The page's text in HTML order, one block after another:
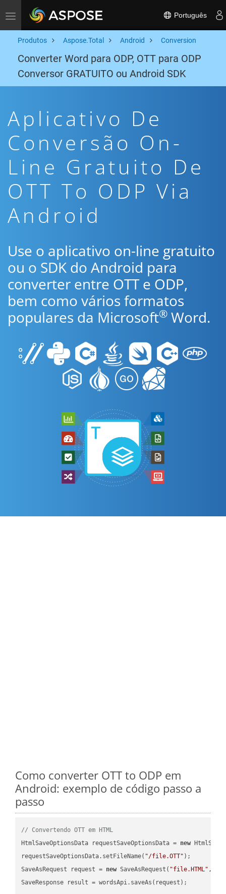
Toggle navigation Português
Produtos Aspose.Total Android Conversion
Converter Word para ODP, OTT para ODP
Conversor GRATUITO ou Android SDK
Aplicativo De
Conversão On-
Line Gratuito De
OTT To ODP Via
Android
Use o aplicativo on-line gratuito
ou o SDK do Android para
converter entre OTT e ODP,
bem como vários formatos
populares da Microsoft® Word.
Como converter OTT to ODP em
Android: exemplo de código passo a
passo
// Convertendo OTT em HTML
HtmlSaveOptionsData requestSaveOptionsData = new
requestSaveOptionsData.setFileName( "/file.OTT" );
SaveAsRequest request = new SaveAsRequest( "file.HTML"
SaveResponse result = wordsApi.saveAs(request);